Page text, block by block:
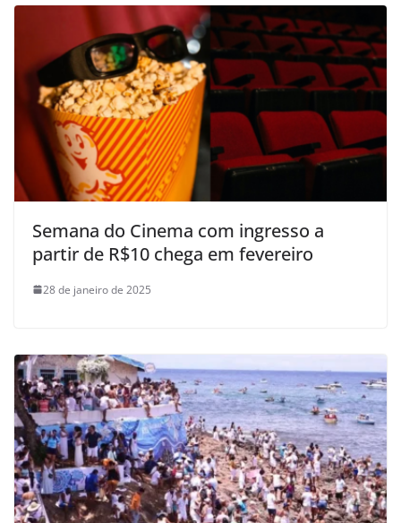
Semana do Cinema com ingresso a
partir de R$10 chega em fevereiro
28 de janeiro de 2025